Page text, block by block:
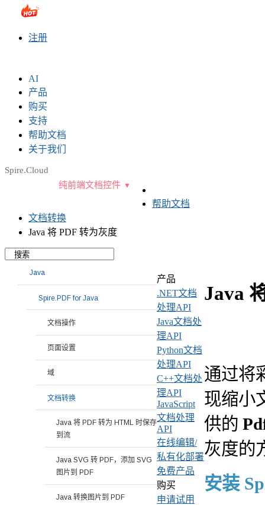
sales@e-iceblue.com
注册
AI
产品
购买
支持
帮助文档
关于我们
Spire.Cloud
纯前端文档控件
帮助文档
文档转换
Java 将 PDF 转为灰度
Java
通过将
现缩小
供的
灰度的
安装
Java
Spire.PDF for Java
文档操作
页面设置
域
文档转换
Java 将 PDF 转为 HTML 时保存
到流
Java SVG 转 PDF，添加 SVG
图片到 PDF
Java 转换图片到 PDF
产品
.NET文档
处理API
Java文档处
理API
Python文档
处理API
C++文档处
理API
JavaScript
文档处理
API
在线编辑/
私有化部署
免费产品
购买
申请试用